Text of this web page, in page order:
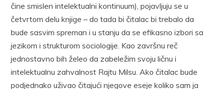
čine smislen intelektualni kontinuum), pojavljuju se u
četvrtom delu knjige – do tada bi čitalac bi trebalo da
bude sasvim spreman i u stanju da se efikasno izbori sa
jezikom i strukturom sociologije. Kao završnu reč
jednostavno bih želeo da zabeležim svoju ličnu i
intelektualnu zahvalnost Rajtu Milsu. Ako čitalac bude
podjednako uživao čitajući njegove eseje koliko sam ja